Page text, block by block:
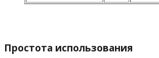
Простота использования